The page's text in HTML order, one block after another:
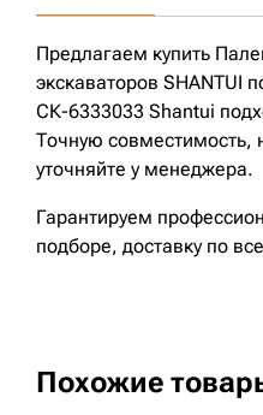
Предлагаем купить
экскаваторов SHANTUI
СК-6333033 Shantui
Точную совместимость,
уточняйте у менеджера.
Гарантируем
подборе, доставку по
Похожие